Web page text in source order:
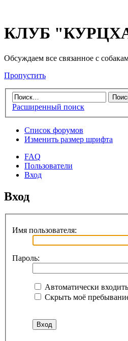
КЛУБ
Обсуждаем все связанное с
Пропустить
Расширенный поиск
Список форумов
Изменить размер шрифта
FAQ
Пользователи
Вход
Вход
Имя пользователя:
Пароль:
Автоматически
Скрыть моё